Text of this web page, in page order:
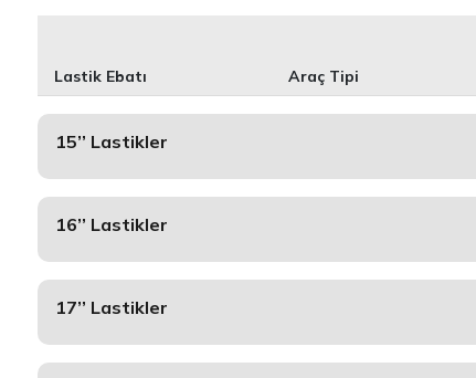
Lastik Ebatı Araç Tipi
15’’ Lastikler
16’’ Lastikler
17’’ Lastikler